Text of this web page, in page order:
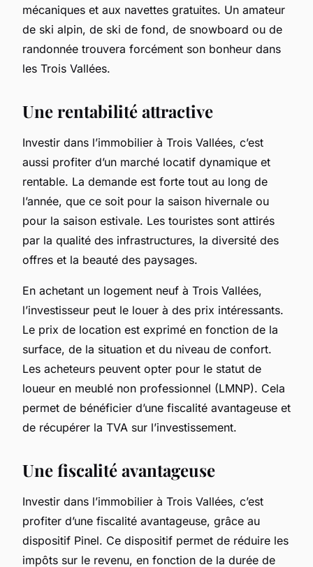
mécaniques et aux navettes gratuites. Un amateur
de ski alpin, de ski de fond, de snowboard ou de
randonnée trouvera forcément son bonheur dans
les Trois Vallées.
Une rentabilité attractive
Investir dans l’immobilier à Trois Vallées, c’est
aussi profiter d’un marché locatif dynamique et
rentable. La demande est forte tout au long de
l’année, que ce soit pour la saison hivernale ou
pour la saison estivale. Les touristes sont attirés
par la qualité des infrastructures, la diversité des
offres et la beauté des paysages.
En achetant un logement neuf à Trois Vallées,
l’investisseur peut le louer à des prix intéressants.
Le prix de location est exprimé en fonction de la
surface, de la situation et du niveau de confort.
Les acheteurs peuvent opter pour le statut de
loueur en meublé non professionnel (LMNP). Cela
permet de bénéficier d’une fiscalité avantageuse et
de récupérer la TVA sur l’investissement.
Une fiscalité avantageuse
Investir dans l’immobilier à Trois Vallées, c’est
profiter d’une fiscalité avantageuse, grâce au
dispositif Pinel. Ce dispositif permet de réduire les
impôts sur le revenu, en fonction de la durée de